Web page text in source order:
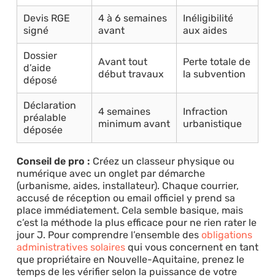
Devis RGE
signé
4 à 6 semaines
avant
Inéligibilité
aux aides
Dossier
d’aide
déposé
Avant tout
début travaux
Perte totale de
la subvention
Déclaration
préalable
déposée
4 semaines
minimum avant
Infraction
urbanistique
Conseil de pro : Créez un classeur physique ou
numérique avec un onglet par démarche
(urbanisme, aides, installateur). Chaque courrier,
accusé de réception ou email officiel y prend sa
place immédiatement. Cela semble basique, mais
c’est la méthode la plus efficace pour ne rien rater le
jour J. Pour comprendre l’ensemble des obligations
administratives solairesqui vous concernent en tant
que propriétaire en Nouvelle-Aquitaine, prenez le
temps de les vérifier selon la puissance de votre